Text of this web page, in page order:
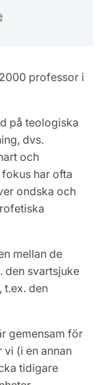
professor i
på teologiska
dvs.
och
har ofta
ondska och
mellan de
den svartsjuke
t.ex. den
gemensam för
vi (i en annan
tidigare